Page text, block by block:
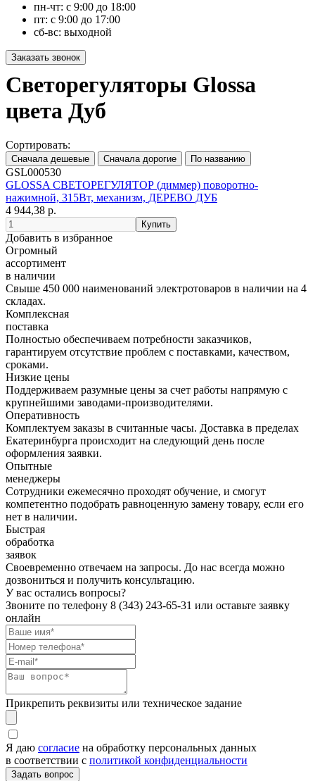
пн-чт: с 9:00 до 18:00
пт: с 9:00 до 17:00
сб-вс: выходной
Светорегуляторы Glossa
цвета Дуб
Сортировать:
GSL000530
GLOSSA СВЕТОРЕГУЛЯТОР (диммер) поворотно-
нажимной, 315Вт, механизм, ДЕРЕВО ДУБ
4 944,38 р.
Добавить в избранное
Огромный
ассортимент
в наличии
Свыше 450 000 наименований электротоваров в наличии на 4
складах.
Комплексная
поставка
Полностью обеспечиваем потребности заказчиков,
гарантируем отсутствие проблем с поставками, качеством,
сроками.
Низкие цены
Поддерживаем разумные цены за счет работы напрямую с
крупнейшими заводами-производителями.
Оперативность
Комплектуем заказы в считанные часы. Доставка в пределах
Екатеринбурга происходит на следующий день после
оформления заявки.
Опытные
менеджеры
Сотрудники ежемесячно проходят обучение, и смогут
компетентно подобрать равноценную замену товару, если его
нет в наличии.
Быстрая
обработка
заявок
Своевременно отвечаем на запросы. До нас всегда можно
дозвониться и получить консультацию.
У вас остались вопросы?
Звоните по телефону 8 (343) 243-65-31 или оставьте заявку
онлайн
Прикрепить реквизиты или техническое задание
Я даю согласие на обработку персональных данных
в соответствии с политикой конфиденциальности